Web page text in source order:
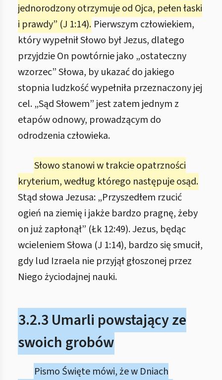
jednorodzony otrzymuje od Ojca, pełen łaski
i prawdy” (J 1:14). Pierwszym człowiekiem,
który wypełnił Słowo był Jezus, dlatego
przyjdzie On powtórnie jako „ostateczny
wzorzec” Słowa, by ukazać do jakiego
stopnia ludzkość wypełniła przeznaczony jej
cel. „Sąd Słowem” jest zatem jednym z
etapów odnowy, prowadzącym do
odrodzenia człowieka.
Słowo stanowi w trakcie opatrzności
kryterium, według którego następuje osąd.
Stąd słowa Jezusa: „Przyszedłem rzucić
ogień na ziemię i jakże bardzo pragnę, żeby
on już zapłonął” (Łk 12:49). Jezus, będąc
wcieleniem Słowa (J 1:14), bardzo się smucił,
gdy lud Izraela nie przyjął głoszonej przez
Niego życiodajnej nauki.
3.2.3 Umarli powstający ze
swoich grobów
Pismo Święte mówi, że w Dniach